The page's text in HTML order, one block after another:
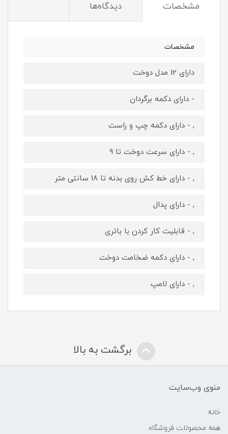
مشخصات دیدگاه‌ها
مشخصات
دارای 12 مدل دوخت
- دارای دکمه برگردان
, - دارای دکمه چپ و راست
, - دارای سرعت دوخت تا 9
, - دارای خط کش روی بدنه تا 18 سانتی متر
, - دارای پدال
, - قابلیت کار کردن با باتری
, - دارای دکمه ضخامت دوخت
, - دارای لامپ
برگشت به بالا
منوی وب‌سایت
خانه
همه محصولات فروشگاه